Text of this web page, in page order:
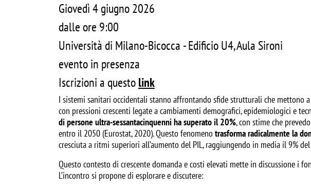
Giovedì 4 giugno 2026
dalle ore 9:00
Università di Milano-Bicocca - Edificio U4, Aula Sironi
evento in presenza
Iscrizioni a questolink
I sistemi sanitari occidentali stanno affrontando sfide strutturali che mettono
con pressioni crescenti legate a cambiamenti demografici, epidemiologici e
di persone ultra-sessantacinquenni ha superato il 20%, con stime che
entro il 2050 (Eurostat, 2020). Questo fenomenotrasforma radicalmente la
cresciuta a ritmi superiori all’aumento del PIL, raggiungendo in media il 9%
Questo contesto di crescente domanda e costi elevati mette in discussione i
L’incontro si propone di esplorare e discutere: